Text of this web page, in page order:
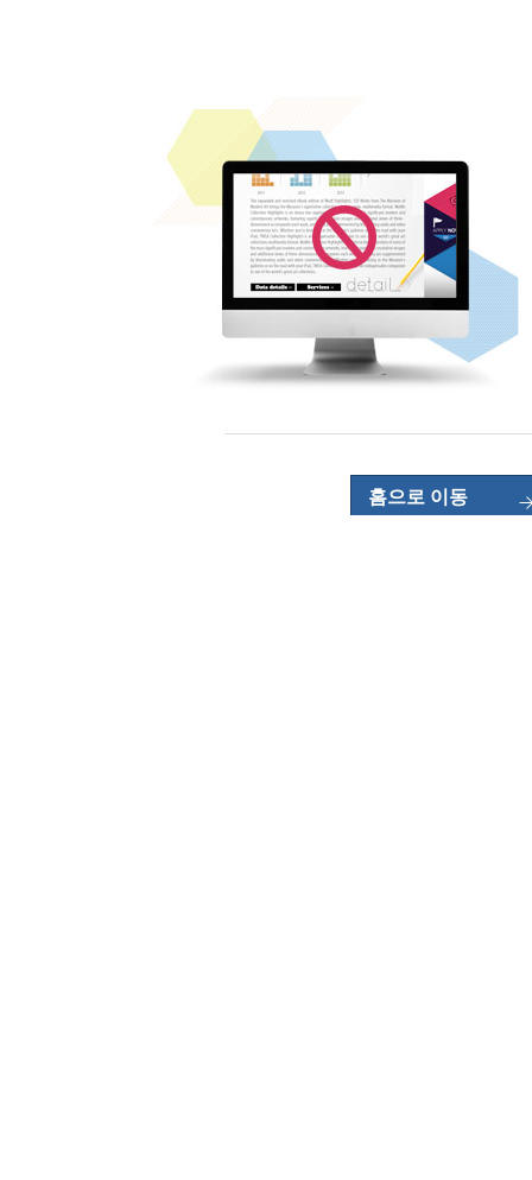
홈으로 이동